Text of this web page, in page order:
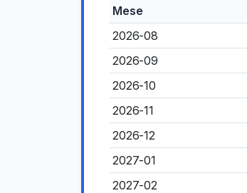
Mese
2026-08
2026-09
2026-10
2026-11
2026-12
2027-01
2027-02